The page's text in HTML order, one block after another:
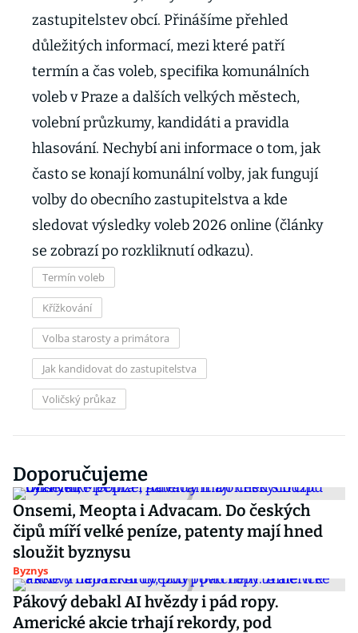
zastupitelstev obcí. Přinášíme přehled
důležitých informací, mezi které patří
termín a čas voleb, specifika komunálních
voleb v Praze a dalších velkých městech,
volební průzkumy, kandidáti a pravidla
hlasování. Nechybí ani informace o tom, jak
často se konají komunální volby, jak fungují
volby do obecního zastupitelstva a kde
sledovat výsledky voleb 2026 online (články
se zobrazí po rozkliknutí odkazu).
Termín voleb
Křížkování
Volba starosty a primátora
Jak kandidovat do zastupitelstva
Voličský průkaz
Doporučujeme
Onsemi, Meopta i Advacam. Do českých
čipů míří velké peníze, patenty mají hned
sloužit byznysu
Byznys
Pákový debakl AI hvězdy i pád ropy.
Americké akcie trhají rekordy, pod